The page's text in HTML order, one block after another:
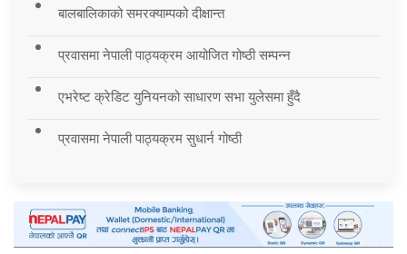
बालबालिकाको समरक्याम्पको दीक्षान्त
प्रवासमा नेपाली पाठ्यक्रम आयोजित गोष्ठी सम्पन्न
एभरेष्ट क्रेडिट युनियनको साधारण सभा युलेसमा हुँदै
प्रवासमा नेपाली पाठ्यक्रम सुधार्न गोष्ठी